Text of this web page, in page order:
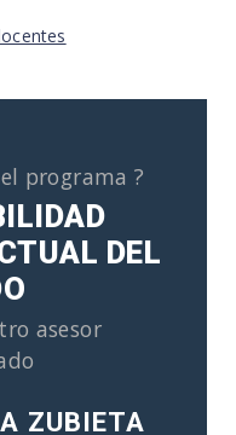
programa ?
DEL
asesor
ZUBIETA